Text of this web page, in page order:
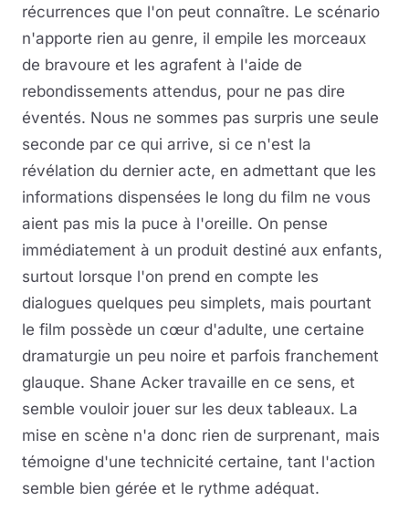
récurrences que l'on peut connaître. Le scénario
n'apporte rien au genre, il empile les morceaux
de bravoure et les agrafent à l'aide de
rebondissements attendus, pour ne pas dire
éventés. Nous ne sommes pas surpris une seule
seconde par ce qui arrive, si ce n'est la
révélation du dernier acte, en admettant que les
informations dispensées le long du film ne vous
aient pas mis la puce à l'oreille. On pense
immédiatement à un produit destiné aux enfants,
surtout lorsque l'on prend en compte les
dialogues quelques peu simplets, mais pourtant
le film possède un cœur d'adulte, une certaine
dramaturgie un peu noire et parfois franchement
glauque. Shane Acker travaille en ce sens, et
semble vouloir jouer sur les deux tableaux. La
mise en scène n'a donc rien de surprenant, mais
témoigne d'une technicité certaine, tant l'action
semble bien gérée et le rythme adéquat.